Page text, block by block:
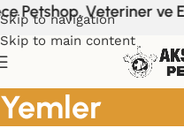
Skip to navigation
Skip to main content
Petshop, Veteriner ve E-
Yemler